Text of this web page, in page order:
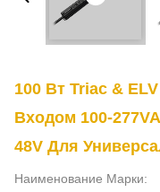
100 Вт Triac &
Входом 100-
48V Для
Наименование Марки: